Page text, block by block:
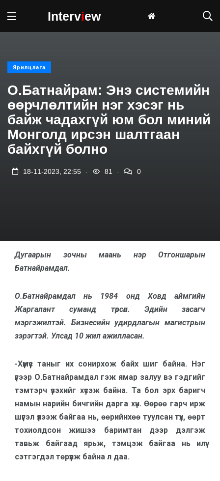
Interview
Ярилцлага
О.Батнайрам: Энэ системийн
өөрчлөлтийн нэг хэсэг нь
байж чадахгүй юм бол миний
Монголд ирсэн шалтгаан
байхгүй болно
18-11-2023, 22:55 81 0
Дугаарын зочны маань нэр Отгоншарын
Батнайрамдал.
О.Батнайрамдал нь 1984 онд Ховд аймгийн
Жаргалант суманд төрсөн. Эдийн засагч
мэргэжилтэй. Бизнесийн удирдлагын магистрын
зэрэгтэй. Улсад 10 жил ажилласан.
-Хүмүүс таныг их сонирхож байх шиг байна. Нэг
үгээр О.Батнайрамдал гэж ямар залуу вэ гэдгийг
тэмтэрч үзэхийг хүсэж байна. Та бол эрх баригч
намын нарийн бичгийн дарга хүн. Өөрөө гарч ирж
шүгэл үлээж байгаа нь, өөрийнхөө туулсан түүх, өөрт
тохиолдсон жишээ баримтан дээр дэлгэж
тавьж байгаад ярьж, тэмцэж байгаа нь илүү
сэтгэгдэл төрүүлж байна л даа.